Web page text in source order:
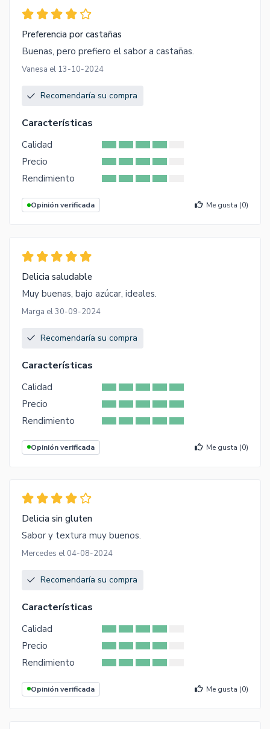
Preferencia por castañas
Buenas, pero prefiero el sabor a castañas.
Vanesa el 13-10-2024
Recomendaría su compra
Características
Calidad
Precio
Rendimiento
Opinión verificada Me gusta (0)
Delicia saludable
Muy buenas, bajo azúcar, ideales.
Marga el 30-09-2024
Recomendaría su compra
Características
Calidad
Precio
Rendimiento
Opinión verificada Me gusta (0)
Delicia sin gluten
Sabor y textura muy buenos.
Mercedes el 04-08-2024
Recomendaría su compra
Características
Calidad
Precio
Rendimiento
Opinión verificada Me gusta (0)